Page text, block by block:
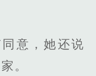
意，她还说
。